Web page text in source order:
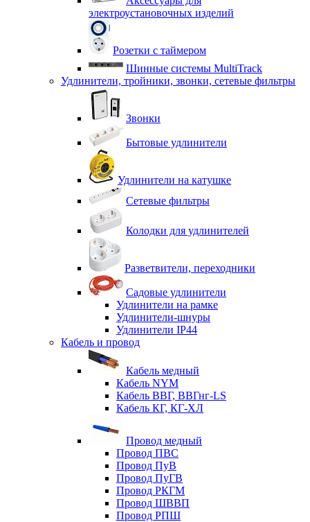
электроустановочных изделий
Розетки с таймером
Шинные системы MultiTrack
Удлинители, тройники, звонки, сетевые фильтры
Звонки
Бытовые удлинители
Удлинители на катушке
Сетевые фильтры
Колодки для удлинителей
Разветвители, переходники
Садовые удлинители
Удлинители на рамке
Удлинители-шнуры
Удлинители IP44
Кабель и провод
Кабель медный
Кабель NYM
Кабель ВВГ, ВВГнг-LS
Кабель КГ, КГ-ХЛ
Провод медный
Провод ПВС
Провод ПуВ
Провод ПуГВ
Провод РКГМ
Провод ШВВП
Провод РПШ